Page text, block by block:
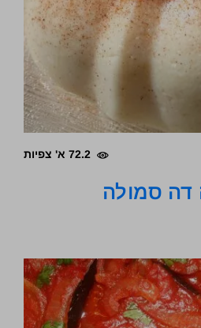
72.2 א' צפיות
דה סמולה